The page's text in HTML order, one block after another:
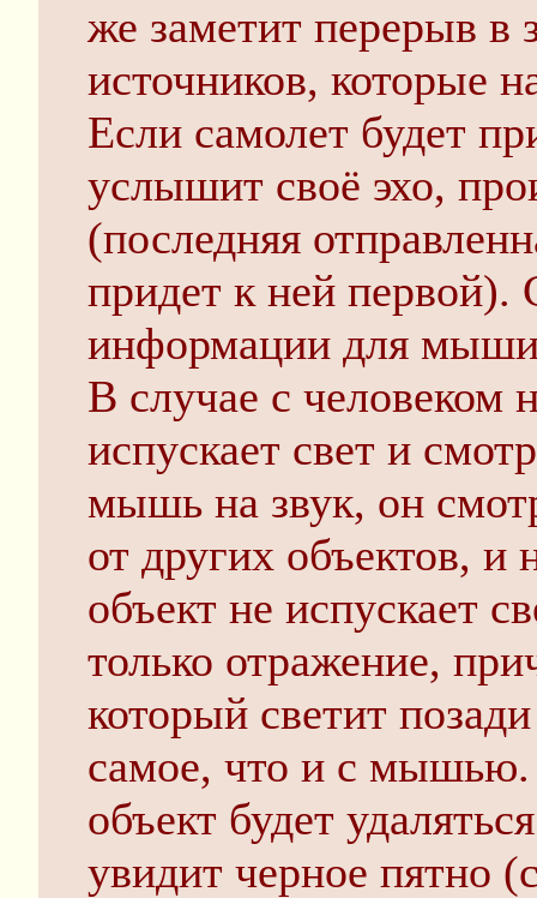
же заметит перерыв в
источников, которые
Если самолет будет
услышит своё эхо,
(последняя
придет к ней первой).
информации для мыши
В случае с человеком
испускает свет и
мышь на звук, он
от других объектов, и
объект не испускает
только отражение,
который светит
самое, что и с мышью.
объект будет
увидит черное пятно